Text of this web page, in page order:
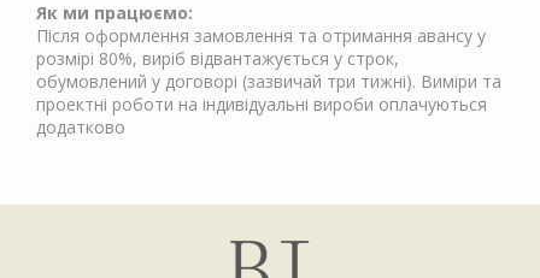
Як ми працюємо:
Після оформлення замовлення та отримання авансу у
розмірі 80%, виріб відвантажується у строк,
обумовлений у договорі (зазвичай три тижні). Виміри та
проектні роботи на індивідуальні вироби оплачуються
додатково